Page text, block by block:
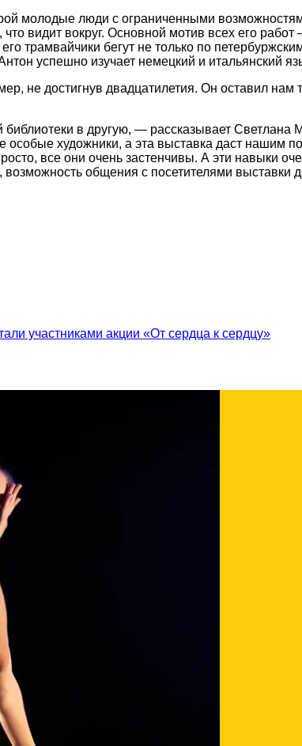
молодые люди с ограниченными
видит вокруг. Основной мотив всех его
трамвайчики бегут не только по
успешно изучает немецкий и итальянский
не достигнув двадцатилетия. Он оставил нам
в другую, — рассказывает Светлана
художники, а эта выставка даст нашим
все они очень застенчивы. А эти навыки
общения с посетителями выставки
участниками акции «От сердца к сердцу»